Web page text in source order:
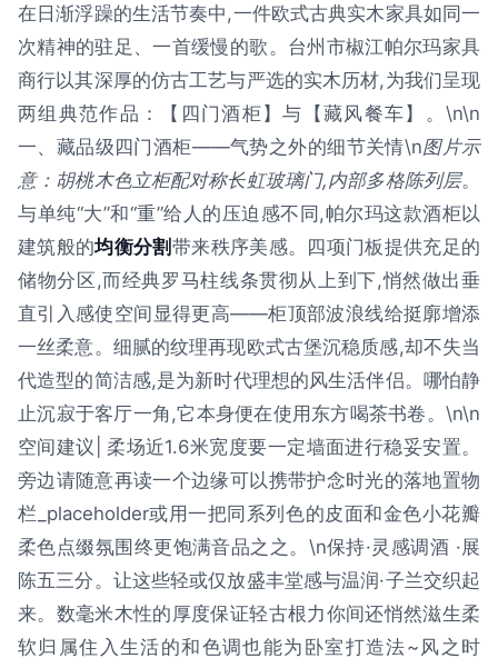
在日渐浮躁的生活节奏中,一件欧式古典实木家具如同一
次精神的驻足、一首缓慢的歌。台州市椒江帕尔玛家具
商行以其深厚的仿古工艺与严选的实木历材,为我们呈现
两组典范作品：【四门酒柜】与【藏风餐车】。\n\n
一、藏品级四门酒柜——气势之外的细节关情\n图片示
意：胡桃木色立柜配对称长虹玻璃门,内部多格陈列层。
与单纯“大”和“重”给人的压迫感不同,帕尔玛这款酒柜以
建筑般的均衡分割 带来秩序美感。四项门板提供充足的
储物分区,而经典罗马柱线条贯彻从上到下,悄然做出垂
直引入感使空间显得更高——柜顶部波浪线给挺廓增添
一丝柔意。细腻的纹理再现欧式古堡沉稳质感,却不失当
代造型的简洁感,是为新时代理想的风生活伴侣。哪怕静
止沉寂于客厅一角,它本身便在使用东方喝茶书卷。\n\n
空间建议| 柔场近1.6米宽度要一定墙面进行稳妥安置。
旁边请随意再读一个边缘可以携带护念时光的落地置物
栏_placeholder或用一把同系列色的皮面和金色小花瓣
柔色点缀氛围终更饱满音品之之。\n保持·灵感调酒 ·展
陈五三分。让这些轻或仅放盛丰堂感与温润·子兰交织起
来。数毫米木性的厚度保证轻古根力你间还悄然滋生柔
软归属住入生活的和色调也能为卧室打造法~风之时